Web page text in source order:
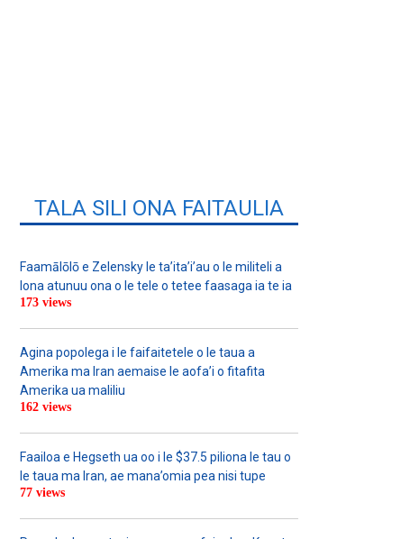
TALA SILI ONA FAITAULIA
Faamālōlō e Zelensky le ta’ita’i’au o le militeli a
lona atunuu ona o le tele o tetee faasaga ia te ia
173 views
Agina popolega i le faifaitetele o le taua a
Amerika ma Iran aemaise le aofa’i o fitafita
Amerika ua maliliu
162 views
Faailoa e Hegseth ua oo i le $37.5 piliona le tau o
le taua ma Iran, ae mana’omia pea nisi tupe
77 views